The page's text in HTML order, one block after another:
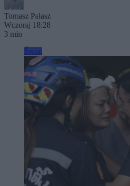
Tomasz Pałasz
Wczoraj 18:28
3 min